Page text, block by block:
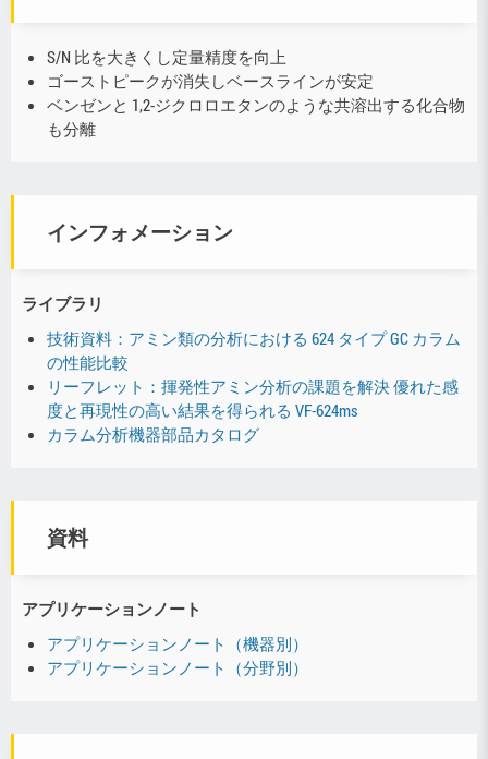
S/N 比を大きくし定量精度を向上
ゴーストピークが消失しベースラインが安定
ベンゼンと 1,2-ジクロロエタンのような共溶出する化合物
も分離
インフォメーション
ライブラリ
技術資料：アミン類の分析における 624 タイプ GC カラム
の性能比較
リーフレット：揮発性アミン分析の課題を解決 優れた感
度と再現性の高い結果を得られる VF-624ms
カラム分析機器部品カタログ
資料
アプリケーションノート
アプリケーションノート（機器別）
アプリケーションノート（分野別）